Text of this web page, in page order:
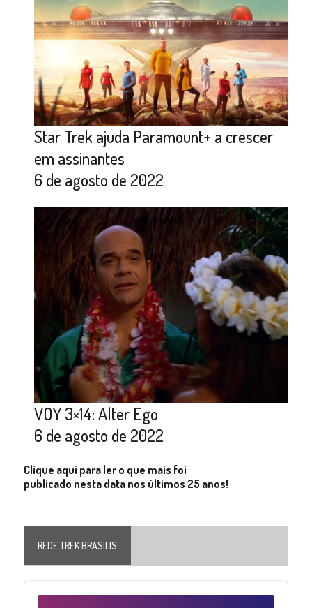
Star Trek ajuda Paramount+ a crescer
em assinantes
6 de agosto de 2022
VOY 3×14: Alter Ego
6 de agosto de 2022
Clique aqui para ler o que mais foi
publicado nesta data nos últimos 25 anos!
REDE TREK BRASILIS
Audio
Player